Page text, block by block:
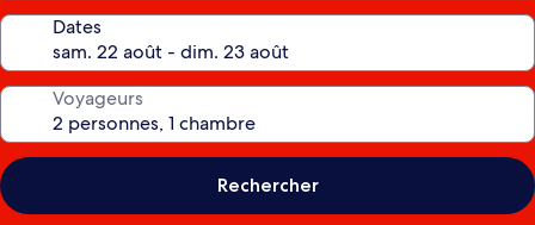
Dates
Voyageurs
Rechercher